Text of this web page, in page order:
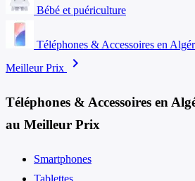
Bébé et puériculture
Téléphones & Accessoires en
Meilleur Prix
chevron_right
Téléphones & Accessoires en
au Meilleur Prix
Smartphones
Tablettes